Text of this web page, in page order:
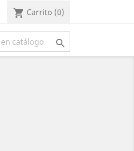
shopping_cart Carrito (0)
